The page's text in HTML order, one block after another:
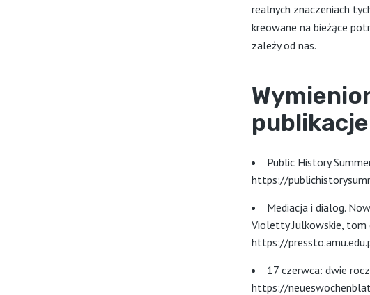
realnych znaczeniach
kreowane na bieżące
zależy od nas.
Public History
https://
Mediacja i dialog.
Violetty Julkowskie, tom
https://
17 czerwca: dwie
https://